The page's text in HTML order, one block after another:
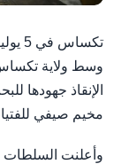
الإنقاذ جهودها
مخيم صيفي